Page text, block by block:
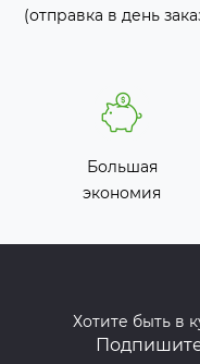
(отправка в день
Большая
экономия
Хотите быть в